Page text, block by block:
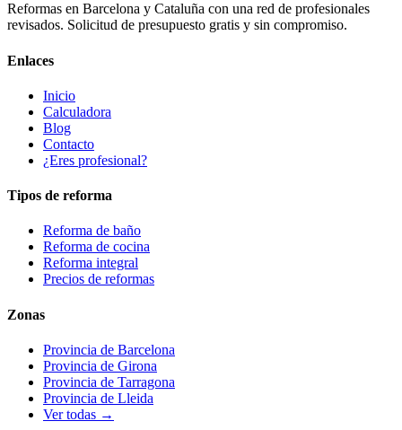
Reformas en Barcelona y Cataluña con una red de profesionales
revisados. Solicitud de presupuesto gratis y sin compromiso.
Enlaces
Inicio
Calculadora
Blog
Contacto
¿Eres profesional?
Tipos de reforma
Reforma de baño
Reforma de cocina
Reforma integral
Precios de reformas
Zonas
Provincia de Barcelona
Provincia de Girona
Provincia de Tarragona
Provincia de Lleida
Ver todas →